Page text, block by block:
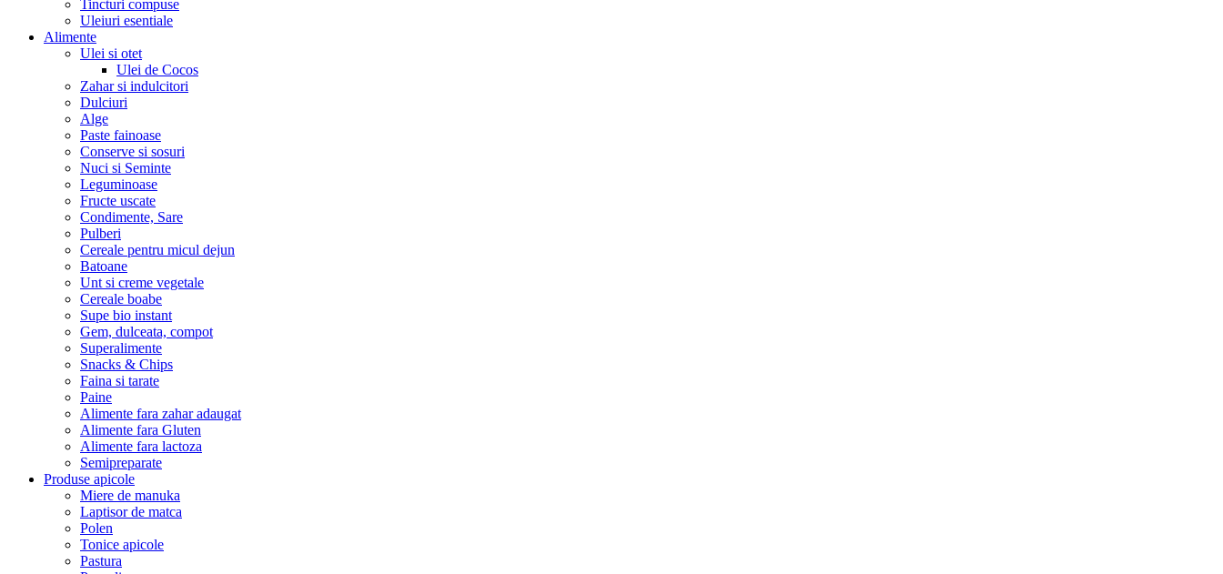
Tincturi compuse
Uleiuri esentiale
Alimente
Ulei si otet
Ulei de Cocos
Zahar si indulcitori
Dulciuri
Alge
Paste fainoase
Conserve si sosuri
Nuci si Seminte
Leguminoase
Fructe uscate
Condimente, Sare
Pulberi
Cereale pentru micul dejun
Batoane
Unt si creme vegetale
Cereale boabe
Supe bio instant
Gem, dulceata, compot
Superalimente
Snacks & Chips
Faina si tarate
Paine
Alimente fara zahar adaugat
Alimente fara Gluten
Alimente fara lactoza
Semipreparate
Produse apicole
Miere de manuka
Laptisor de matca
Polen
Tonice apicole
Pastura